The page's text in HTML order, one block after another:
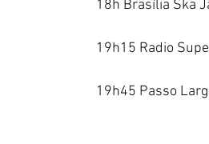
18h Brasília Ska
19h15 Radio
19h45 Passo